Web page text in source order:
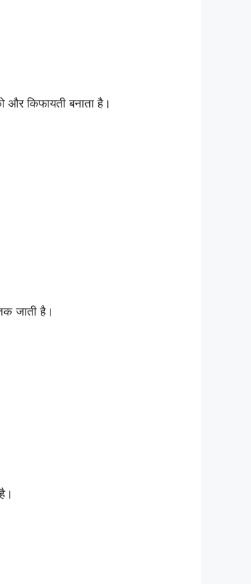
और किफायती बनाता है।
जाती है।